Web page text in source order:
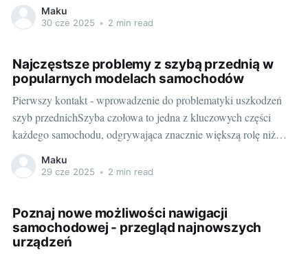
dla tradycyjnych restauracji i barów. Jednak stworzenie takiego
Tylko
Maku
30 cze 2025 • 2 min read
Najczęstsze problemy z szybą przednią w
popularnych modelach samochodów
Pierwszy kontakt - wprowadzenie do problematyki uszkodzeń
szyb przednichSzyba czołowa to jedna z kluczowych części
każdego samochodu, odgrywająca znacznie większą rolę niż
tylko ochronę przed wiatrem czy owadami. Główne funkcje
szyby przedniej to: zapewnienie widoczności podczas jazdy,
Maku
29 cze 2025 • 2 min read
Poznaj nowe możliwości nawigacji
samochodowej - przegląd najnowszych
urządzeń